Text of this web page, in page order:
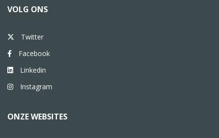
VOLG ONS
Twitter
Facebook
Linkedin
Instagram
ONZE WEBSITES